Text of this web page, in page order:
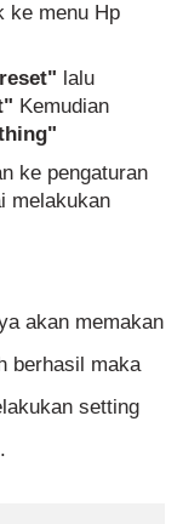
ke menu Hp
lalu
Kemudian
ke pengaturan
melakukan
akan memakan
berhasil maka
setting